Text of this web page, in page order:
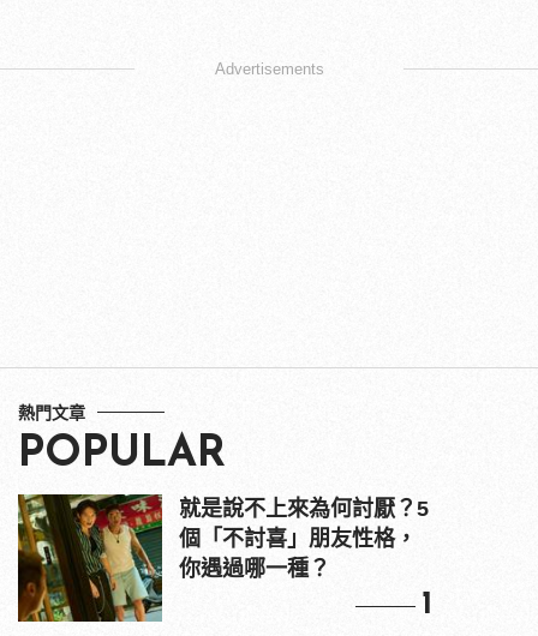
Advertisements
熱門文章
POPULAR
就是說不上來為何討厭？5
個「不討喜」朋友性格，
你遇過哪一種？
1